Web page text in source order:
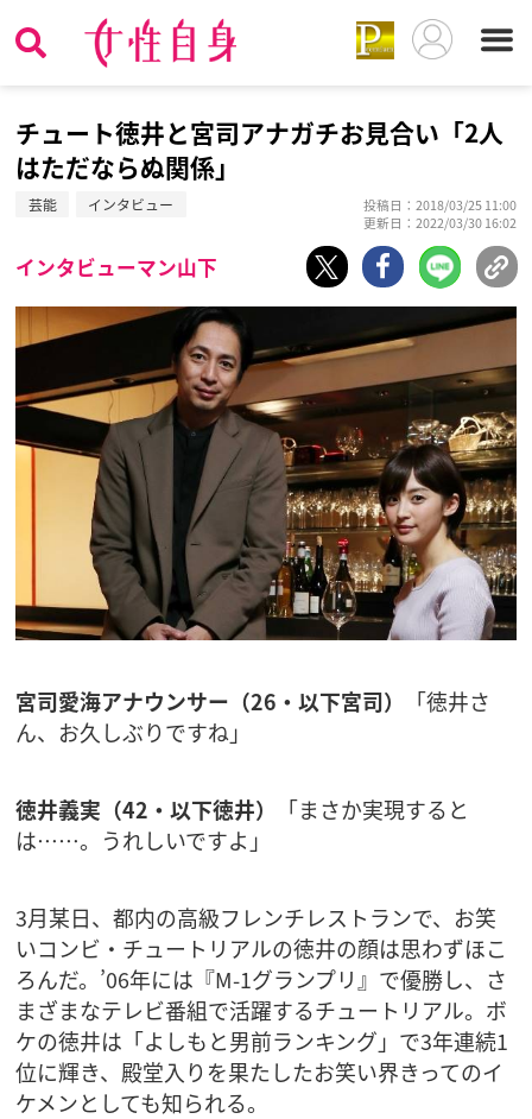
チュート徳井と宮司アナガチお見合い「2人
はただならぬ関係」
芸能 インタビュー
投稿日：2018/03/25 11:00
更新日：2022/03/30 16:02
インタビューマン山下
宮司愛海アナウンサー（26・以下宮司）
「徳井さ
ん、お久しぶりですね」
徳井義実（42・以下徳井）
「まさか実現すると
は……。うれしいですよ」
3月某日、都内の高級フレンチレストランで、お笑
いコンビ・チュートリアルの徳井の顔は思わずほこ
ろんだ。’06年には『M-1グランプリ』で優勝し、さ
まざまなテレビ番組で活躍するチュートリアル。ボ
ケの徳井は「よしもと男前ランキング」で3年連続1
位に輝き、殿堂入りを果たしたお笑い界きってのイ
ケメンとしても知られる。